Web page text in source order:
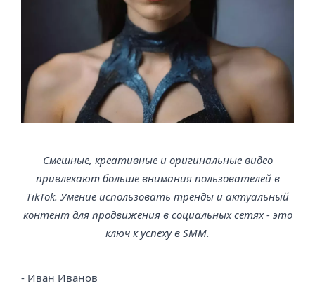
Смешные, креативные и оригинальные видео
привлекают больше внимания пользователей в
TikTok. Умение использовать тренды и актуальный
контент для продвижения в социальных сетях - это
ключ к успеху в SMM.
- Иван Иванов